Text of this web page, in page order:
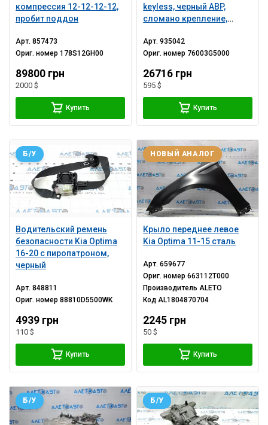
компрессия 12-12-12-12,
пробит поддон
Арт.857473
Ориг. номер178S12GH00
89800 грн
2000 $
Купить
keyless, черный АВP,
сломано крепление,
Арт.935042
Ориг. номер 76003G5000
26716 грн
595 $
Купить
Водительский ремень
безопасности Kia Optima
16-20 с пиропатроном,
черный
Б/У
Арт.848811
Ориг. номер88810D5500WK
4939 грн
110 $
Купить
Крыло переднее левое
Kia Optima 11-15 сталь
НОВЫЙ АНАЛОГ
Арт.659677
Ориг. номер663112T000
ПроизводительALETO
КодAL1804870704
2245 грн
50 $
Купить
Б/У Б/У